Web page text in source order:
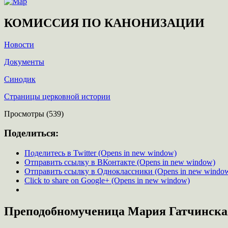
КОМИССИЯ ПО КАНОНИЗАЦИИ
Новости
Документы
Синодик
Страницы церковной истории
Просмотры (539)
Поделиться:
Поделитесь в Twitter (Opens in new window)
Отправить ссылку в ВКонтакте (Opens in new window)
Отправить ссылку в Одноклассники (Opens in new
Click to share on Google+ (Opens in new window)
Преподобномученица Мария